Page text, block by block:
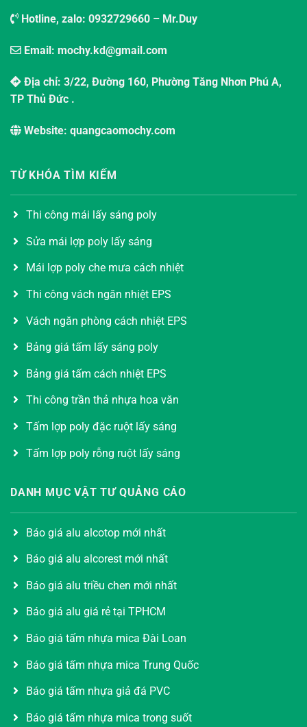
Hotline, zalo: 0932729660 – Mr.Duy
Email: mochy.kd@gmail.com
Địa chỉ: 3/22, Đường 160, Phường Tăng Nhơn Phú A,
TP Thủ Đức .
Website: quangcaomochy.com
TỪ KHÓA TÌM KIẾM
Thi công mái lấy sáng poly
Sửa mái lợp poly lấy sáng
Mái lợp poly che mưa cách nhiệt
Thi công vách ngăn nhiệt EPS
Vách ngăn phòng cách nhiệt EPS
Bảng giá tấm lấy sáng poly
Bảng giá tấm cách nhiệt EPS
Thi công trần thả nhựa hoa văn
Tấm lợp poly đặc ruột lấy sáng
Tấm lợp poly rỗng ruột lấy sáng
DANH MỤC VẬT TƯ QUẢNG CÁO
Báo giá alu alcotop mới nhất
Báo giá alu alcorest mới nhất
Báo giá alu triều chen mới nhất
Báo giá alu giá rẻ tại TPHCM
Báo giá tấm nhựa mica Đài Loan
Báo giá tấm nhựa mica Trung Quốc
Báo giá tấm nhựa giả đá PVC
Báo giá tấm nhựa mica trong suốt